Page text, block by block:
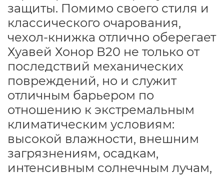
защиты. Помимо своего стиля и
классического очарования,
чехол-книжка отлично оберегает
Хуавей Хонор В20 не только от
последствий механических
повреждений, но и служит
отличным барьером по
отношению к экстремальным
климатическим условиям:
высокой влажности, внешним
загрязнениям, осадкам,
интенсивным солнечным лучам,